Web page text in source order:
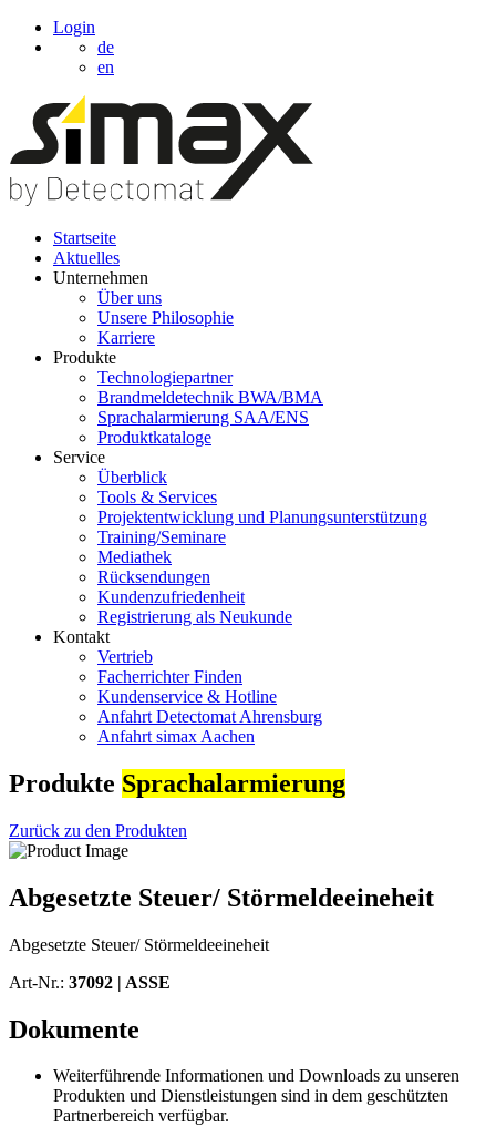
Login
de
en
Startseite
Aktuelles
Unternehmen
Über uns
Unsere Philosophie
Karriere
Produkte
Technologiepartner
Brandmeldetechnik BWA/BMA
Sprachalarmierung SAA/ENS
Produktkataloge
Service
Überblick
Tools & Services
Projektentwicklung und Planungsunterstützung
Training/Seminare
Mediathek
Rücksendungen
Kundenzufriedenheit
Registrierung als Neukunde
Kontakt
Vertrieb
Facherrichter Finden
Kundenservice & Hotline
Anfahrt Detectomat Ahrensburg
Anfahrt simax Aachen
Produkte Sprachalarmierung
Zurück zu den Produkten
Abgesetzte Steuer/ Störmeldeeineheit
Abgesetzte Steuer/ Störmeldeeineheit
Art-Nr.: 37092 | ASSE
Dokumente
Weiterführende Informationen und Downloads zu unseren
Produkten und Dienstleistungen sind in dem geschützten
Partnerbereich verfügbar.